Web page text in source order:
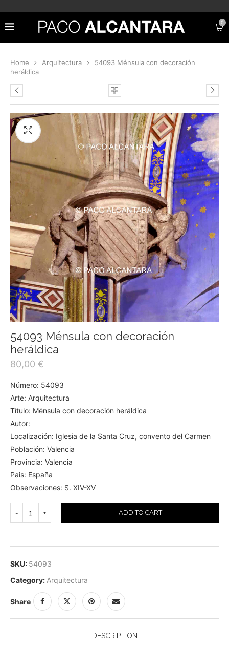
0
Home Arquitectura
54093 Ménsula con decoración
heráldica
54093 Ménsula con decoración
heráldica
80,00 €
Número: 54093
Arte: Arquitectura
Título: Ménsula con decoración heráldica
Autor:
Localización: Iglesia de la Santa Cruz, convento del Carmen
Población: Valencia
Provincia: Valencia
Pais: España
Observaciones: S. XIV-XV
ADD TO CART
SKU: 54093
Category: Arquitectura
Share
DESCRIPTION